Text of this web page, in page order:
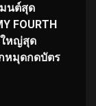
มนต์สุด
FOURTH
ใหญ่สุด
หมุดกดบัตร